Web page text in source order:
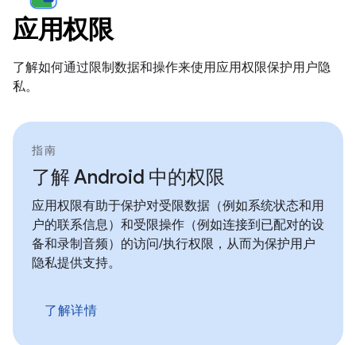
应用权限
了解如何通过限制数据和操作来使用应用权限保护用户隐
私。
指南
了解 Android 中的权限
应用权限有助于保护对受限数据（例如系统状态和用
户的联系信息）和受限操作（例如连接到已配对的设
备和录制音频）的访问/执行权限，从而为保护用户
隐私提供支持。
了解详情